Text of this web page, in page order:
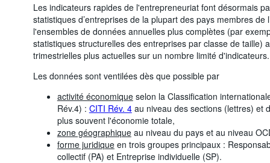
Les indicateurs rapides de l'entrepreneuriat font désormais
statistiques d’entreprises de la plupart des pays membres de
l'ensembles de données annuelles plus complètes (par
statistiques structurelles des entreprises par classe de taille)
trimestrielles plus actuelles sur un nombre limité d'indicateurs.
Les données sont ventilées dès que possible par
activité économiqueselon la Classification
Rév.4) : CITI Rév. 4au niveau des sections (lettres) et
plus souvent l'économie totale,
zone géographiqueau niveau du pays et au niveau
forme juridiqueen trois groupes principaux :
collectif (PA) et Entreprise individuelle (SP).